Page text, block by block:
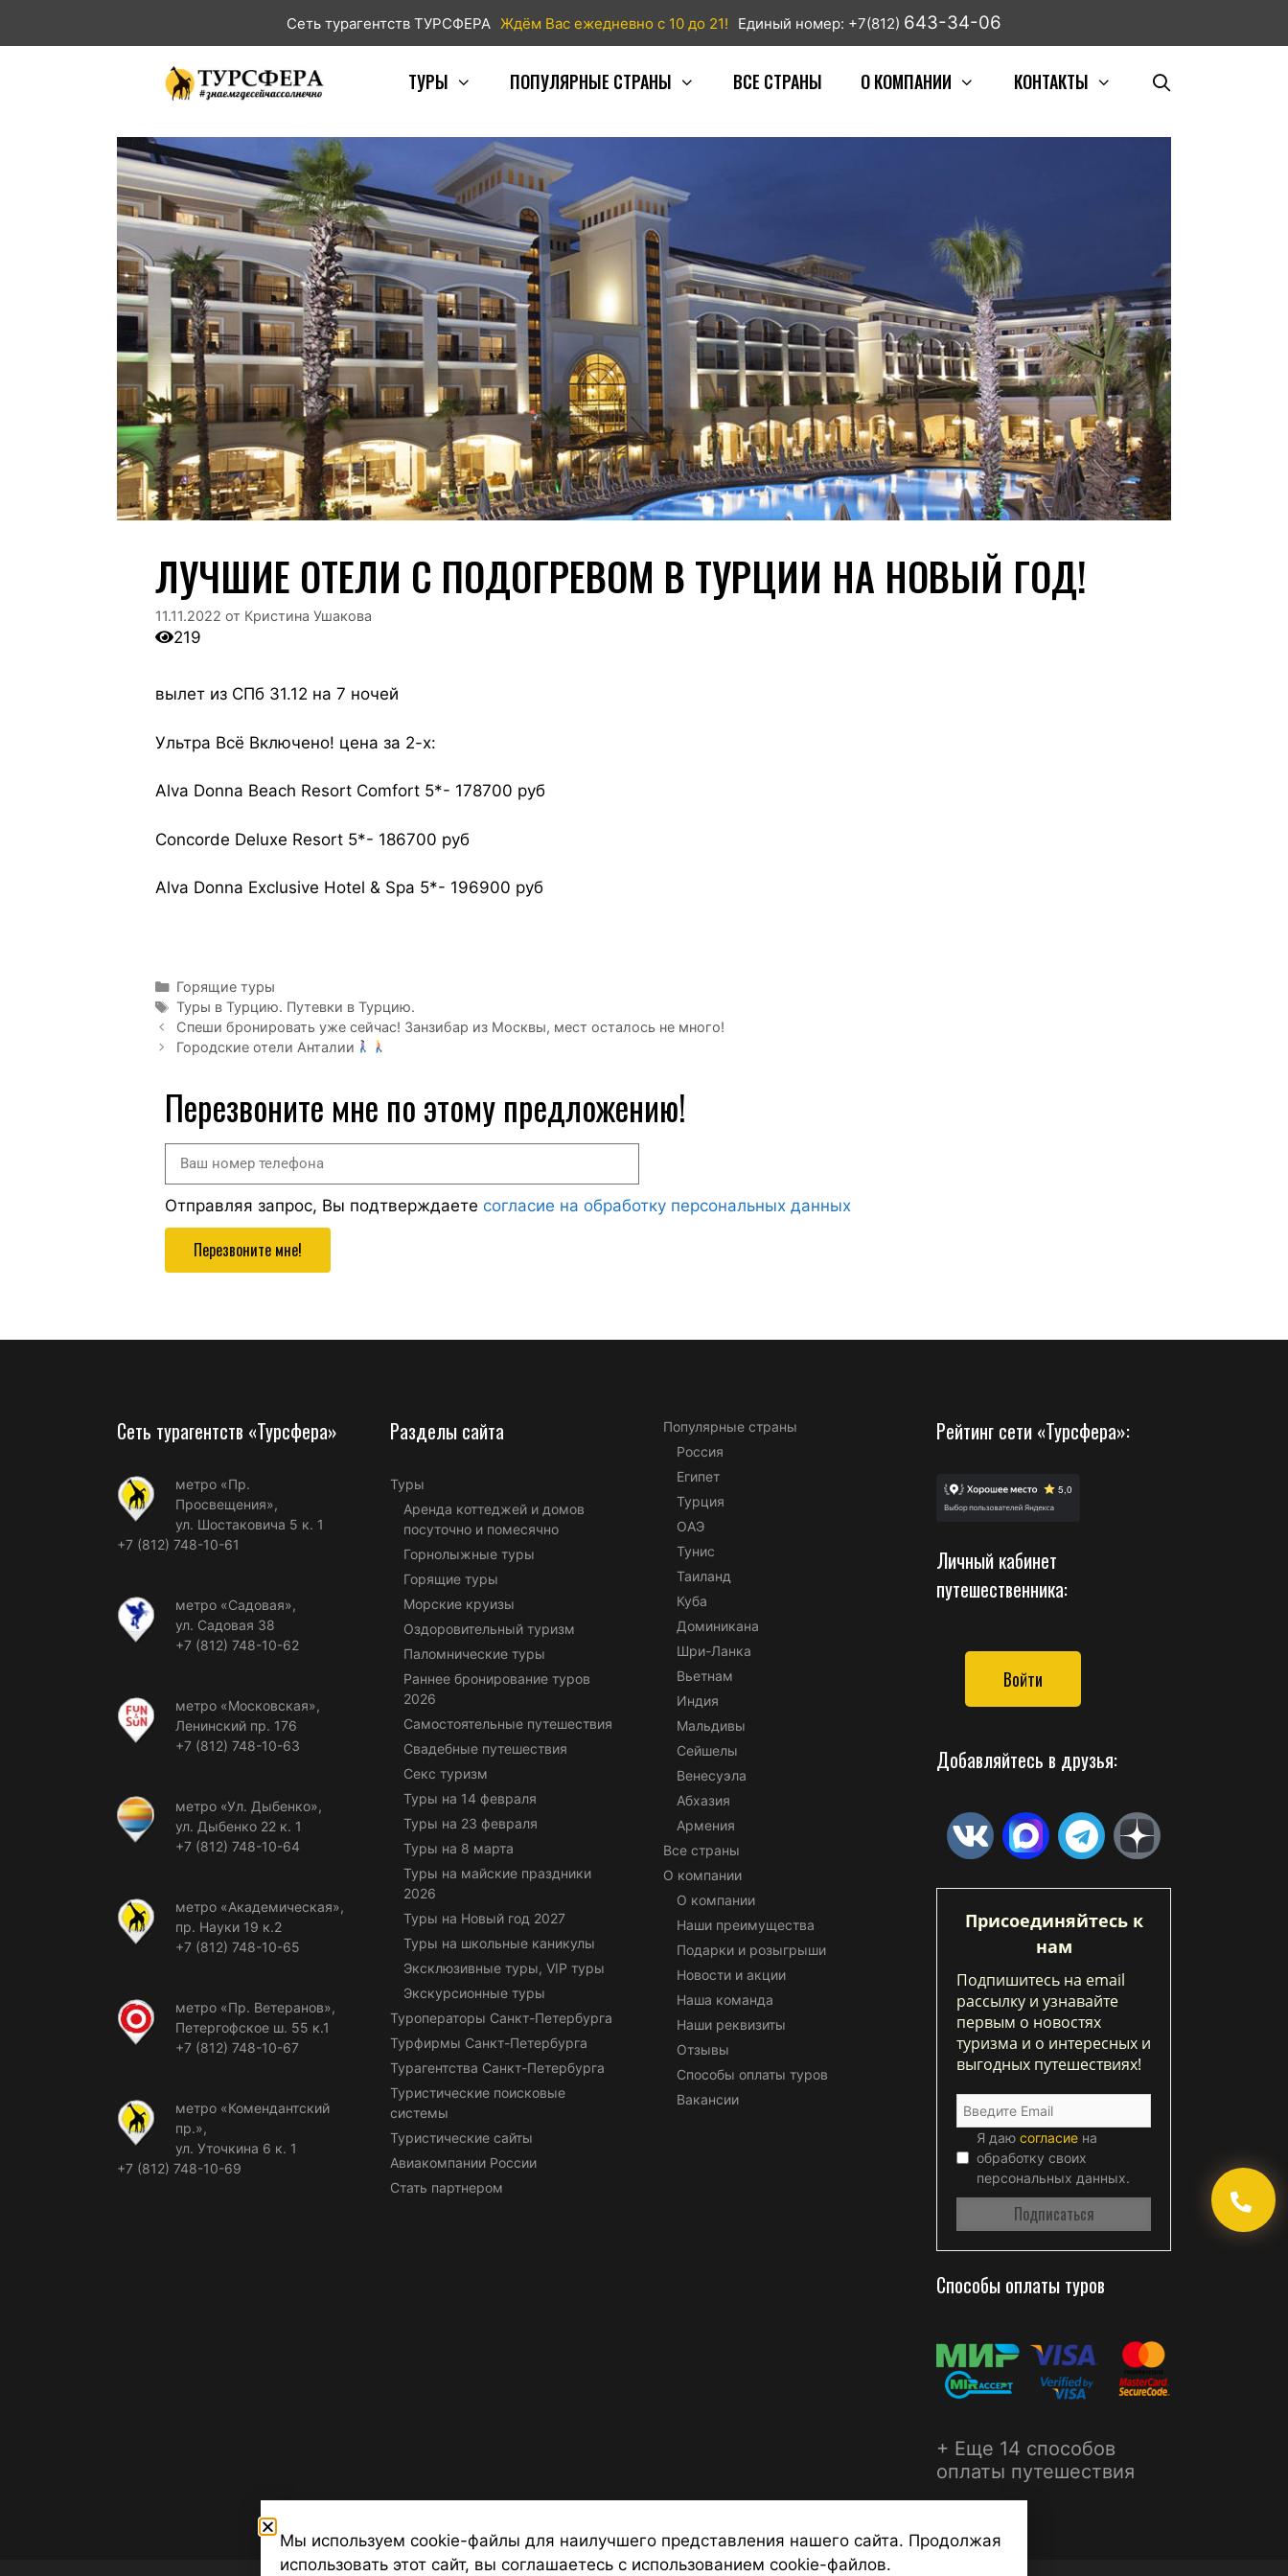
Сеть турагентств ТУРСФЕРА Ждём Вас ежедневно с 10 до 21! Единый номер: +7(812) 643-34-06
ТУРЫ ПОПУЛЯРНЫЕ СТРАНЫ ВСЕ СТРАНЫ О КОМПАНИИ КОНТАКТЫ
ЛУЧШИЕ ОТЕЛИ С ПОДОГРЕВОМ В ТУРЦИИ НА НОВЫЙ ГОД!
11.11.2022 от Кристина Ушакова
219
вылет из СПб 31.12 на 7 ночей
Ультра Всё Включено! цена за 2-х:
Alva Donna Beach Resort Comfort 5*- 178700 руб
Concorde Deluxe Resort 5*- 186700 руб
Alva Donna Exclusive Hotel & Spa 5*- 196900 руб
Горящие туры
Туры в Турцию. Путевки в Турцию.
Спеши бронировать уже сейчас! Занзибар из Москвы, мест осталось не много!
Городские отели Анталии
Перезвоните мне по этому предложению!
Отправляя запрос, Вы подтверждаете согласие на обработку персональных данных
Перезвоните мне!
Сеть турагентств «Турсфера»
метро «Пр.
Просвещения»,
ул. Шостаковича 5 к. 1
+7 (812) 748-10-61
метро «Садовая»,
ул. Садовая 38
+7 (812) 748-10-62
метро «Московская»,
Ленинский пр. 176
+7 (812) 748-10-63
метро «Ул. Дыбенко»,
ул. Дыбенко 22 к. 1
+7 (812) 748-10-64
метро «Академическая»,
пр. Науки 19 к.2
+7 (812) 748-10-65
метро «Пр. Ветеранов»,
Петергофское ш. 55 к.1
+7 (812) 748-10-67
метро «Комендантский
пр.»,
ул. Уточкина 6 к. 1
+7 (812) 748-10-69
Разделы сайта
Туры
Аренда коттеджей и домов
посуточно и помесячно
Горнолыжные туры
Горящие туры
Морские круизы
Оздоровительный туризм
Паломнические туры
Раннее бронирование туров
2026
Самостоятельные путешествия
Свадебные путешествия
Секс туризм
Туры на 14 февраля
Туры на 23 февраля
Туры на 8 марта
Туры на майские праздники
2026
Туры на Новый год 2027
Туры на школьные каникулы
Эксклюзивные туры, VIP туры
Экскурсионные туры
Туроператоры Санкт-Петербурга
Турфирмы Санкт-Петербурга
Турагентства Санкт-Петербурга
Туристические поисковые
системы
Туристические сайты
Авиакомпании России
Стать партнером
Популярные страны
Россия
Египет
Турция
ОАЭ
Тунис
Таиланд
Куба
Доминикана
Шри-Ланка
Вьетнам
Индия
Мальдивы
Сейшелы
Венесуэла
Абхазия
Армения
Все страны
О компании
О компании
Наши преимущества
Подарки и розыгрыши
Новости и акции
Наша команда
Наши реквизиты
Отзывы
Способы оплаты туров
Вакансии
Рейтинг сети «Турсфера»:
Личный кабинет
путешественника:
Войти
Добавляйтесь в друзья:
Присоединяйтесь к
нам
Подпишитесь на email
рассылку и узнавайте
первым о новостях
туризма и о интересных и
выгодных путешествиях!
Я даю согласие на
обработку своих
персональных данных.
Способы оплаты туров
+ Еще 14 способов
оплаты путешествия
Мы используем cookie-файлы для наилучшего представления нашего сайта. Продолжая
использовать этот сайт, вы соглашаетесь с использованием cookie-файлов.